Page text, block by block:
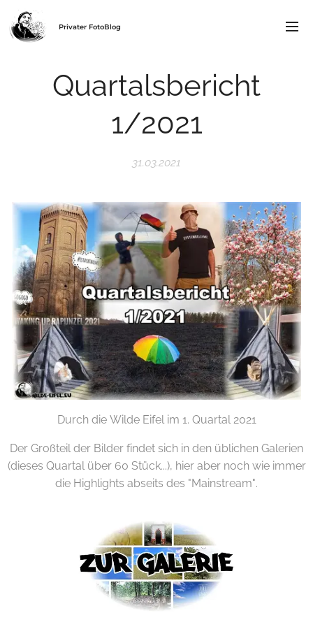
Privater FotoBlog
Quartalsbericht
1/2021
31.03.2021
Durch die Wilde Eifel im 1. Quartal 2021
Der Großteil der Bilder findet sich in den üblichen Galerien
(dieses Quartal über 60 Stück...), hier aber noch wie immer
die Highlights abseits des "Mainstream".